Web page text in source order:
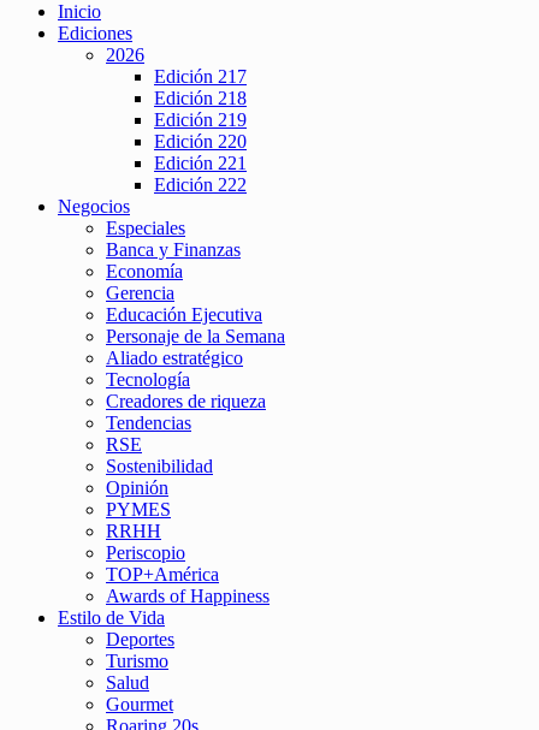
Inicio
Ediciones
2026
Edición 217
Edición 218
Edición 219
Edición 220
Edición 221
Edición 222
Negocios
Especiales
Banca y Finanzas
Economía
Gerencia
Educación Ejecutiva
Personaje de la Semana
Aliado estratégico
Tecnología
Creadores de riqueza
Tendencias
RSE
Sostenibilidad
Opinión
PYMES
RRHH
Periscopio
TOP+América
Awards of Happiness
Estilo de Vida
Deportes
Turismo
Salud
Gourmet
Roaring 20s